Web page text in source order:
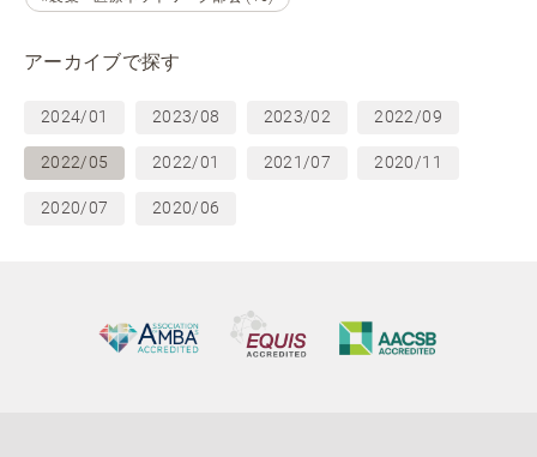
アーカイブで探す
2024/01 2023/08 2023/02 2022/09
2022/05 2022/01 2021/07 2020/11
2020/07 2020/06